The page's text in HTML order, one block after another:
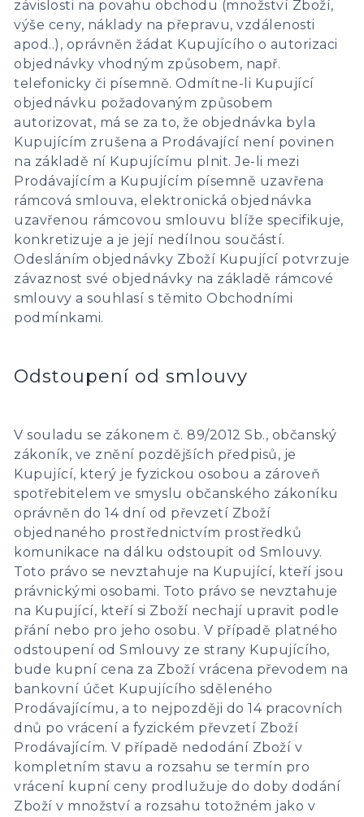
závislosti na povahu obchodu (množství Zboží,
výše ceny, náklady na přepravu, vzdálenosti
apod..), oprávněn žádat Kupujícího o autorizaci
objednávky vhodným způsobem, např.
telefonicky či písemně. Odmítne-li Kupující
objednávku požadovaným způsobem
autorizovat, má se za to, že objednávka byla
Kupujícím zrušena a Prodávající není povinen
na základě ní Kupujícímu plnit. Je-li mezi
Prodávajícím a Kupujícím písemně uzavřena
rámcová smlouva, elektronická objednávka
uzavřenou rámcovou smlouvu blíže specifikuje,
konkretizuje a je její nedílnou součástí.
Odesláním objednávky Zboží Kupující potvrzuje
závaznost své objednávky na základě rámcové
smlouvy a souhlasí s těmito Obchodními
podmínkami.
Odstoupení od smlouvy
V souladu se zákonem č. 89/2012 Sb., občanský
zákoník, ve znění pozdějších předpisů, je
Kupující, který je fyzickou osobou a zároveň
spotřebitelem ve smyslu občanského zákoníku
oprávněn do 14 dní od převzetí Zboží
objednaného prostřednictvím prostředků
komunikace na dálku odstoupit od Smlouvy.
Toto právo se nevztahuje na Kupující, kteří jsou
právnickými osobami. Toto právo se nevztahuje
na Kupující, kteří si Zboží nechají upravit podle
přání nebo pro jeho osobu. V případě platného
odstoupení od Smlouvy ze strany Kupujícího,
bude kupní cena za Zboží vrácena převodem na
bankovní účet Kupujícího sděleného
Prodávajícímu, a to nejpozději do 14 pracovních
dnů po vrácení a fyzickém převzetí Zboží
Prodávajícím. V případě nedodání Zboží v
kompletním stavu a rozsahu se termín pro
vrácení kupní ceny prodlužuje do doby dodání
Zboží v množství a rozsahu totožném jako v